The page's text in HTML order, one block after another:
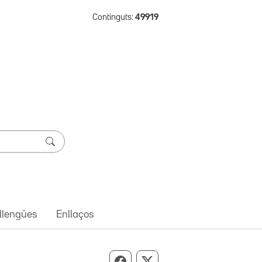
Continguts: 49919
Enllaços